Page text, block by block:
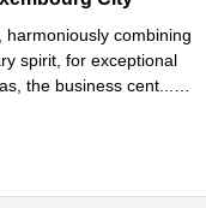
combining
spirit, for exceptional
the business cent